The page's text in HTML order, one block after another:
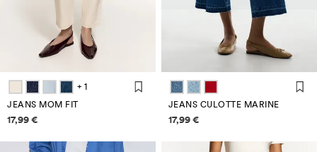
+ 1
JEANS MOM FIT
Informazioni sui prezzi
17,99 €
JEANS CULOTTE MARINE
Informazioni sui prezzi
17,99 €